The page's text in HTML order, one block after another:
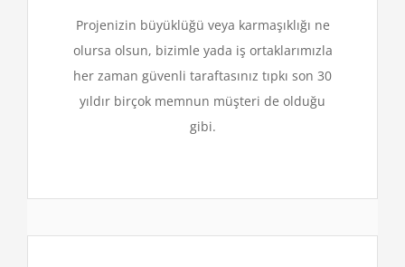
Projenizin büyüklüğü veya karmaşıklığı ne
olursa olsun, bizimle yada iş ortaklarımızla
her zaman güvenli taraftasınız tıpkı son 30
yıldır birçok memnun müşteri de olduğu
gibi.